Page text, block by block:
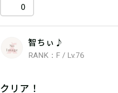
0
智ちぃ♪
RANK：F / Lv.76
クリア！